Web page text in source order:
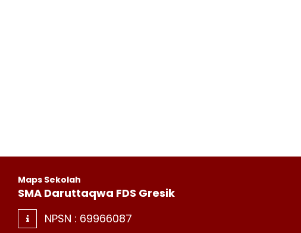
Maps Sekolah
SMA Daruttaqwa FDS Gresik
NPSN : 69966087